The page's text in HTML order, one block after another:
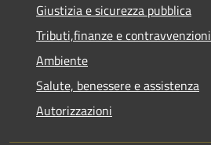
Giustizia e sicurezza pubblica
Tributi,finanze e contravvenzioni
Ambiente
Salute, benessere e assistenza
Autorizzazioni